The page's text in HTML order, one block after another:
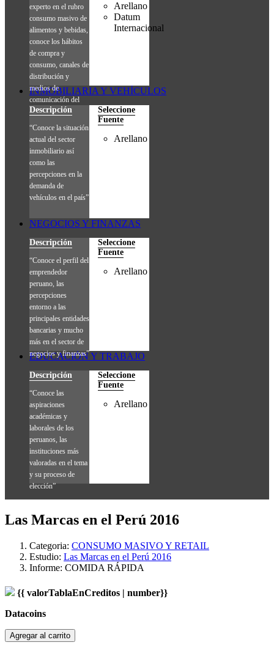
experto en el rubro
consumo masivo de
alimentos y bebidas,
conoce los hábitos
de compra y
consumo, canales de
distribución y
medios de
comunicación del
consumidor final.”
Arellano
Datum
Internacional
INMOBILIARIA Y VEHÍCULOS
Descripción
“Conoce la situación
actual del sector
inmobiliario así
como las
percepciones en la
demanda de
vehículos en el país”
Seleccione
Fuente
Arellano
NEGOCIOS Y FINANZAS
Descripción
“Conoce el perfil del
emprendedor
peruano, las
percepciones
entorno a las
principales entidades
bancarias y mucho
más en el sector de
negocios y finanzas”
Seleccione
Fuente
Arellano
EDUCACIÓN Y TRABAJO
Descripción
“Conoce las
aspiraciones
académicas y
laborales de los
peruanos, las
instituciones más
valoradas en el tema
y su proceso de
elección”
Seleccione
Fuente
Arellano
Las Marcas en el Perú 2016
Categoria: CONSUMO MASIVO Y RETAIL
Estudio: Las Marcas en el Perú 2016
Informe: COMIDA RÁPIDA
{{ valorTablaEnCreditos | number}}
Datacoins
Agregar al carrito